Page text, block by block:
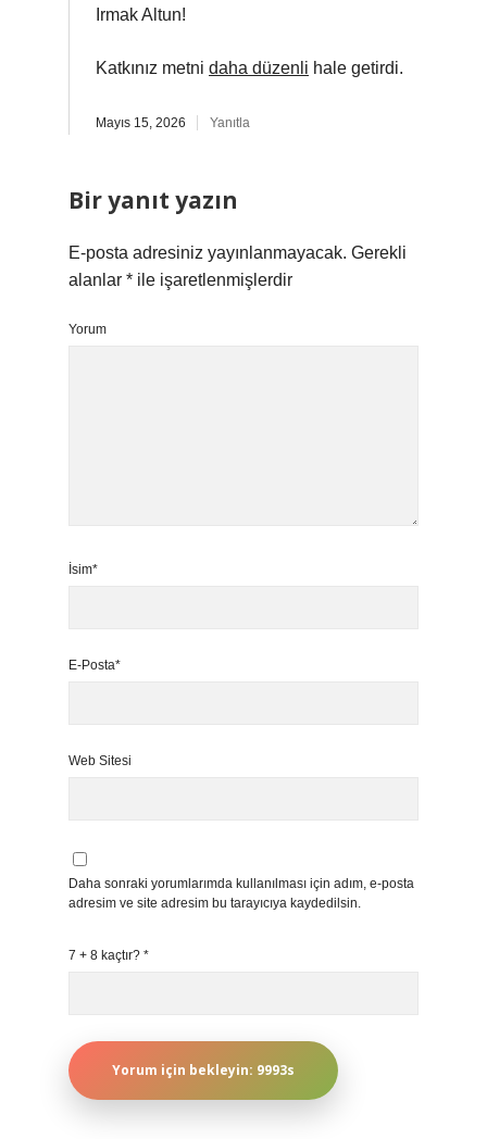
Irmak Altun!
Katkınız metni daha düzenli hale getirdi.
Mayıs 15, 2026 Yanıtla
Bir yanıt yazın
E-posta adresiniz yayınlanmayacak. Gerekli
alanlar * ile işaretlenmişlerdir
Yorum
İsim*
E-Posta*
Web Sitesi
Daha sonraki yorumlarımda kullanılması için adım, e-posta
adresim ve site adresim bu tarayıcıya kaydedilsin.
7 + 8 kaçtır? *